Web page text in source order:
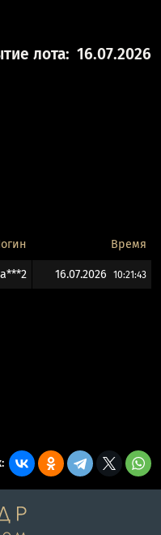
лота: 16.07.2026
Время
a***2 16.07.2026 10:21:43